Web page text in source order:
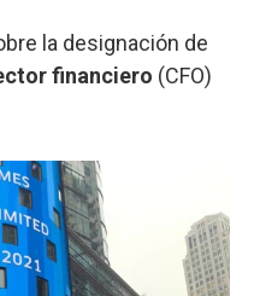
la designación de
financiero (CFO)